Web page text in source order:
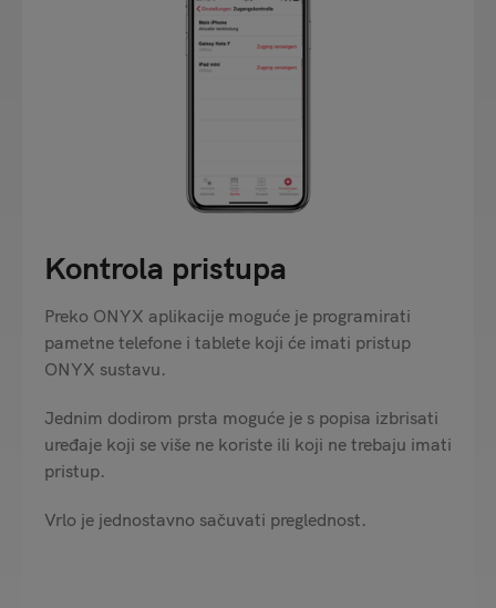
Kontrola pristupa
Preko ONYX aplikacije moguće je programirati
pametne telefone i tablete koji će imati pristup
ONYX sustavu.
Jednim dodirom prsta moguće je s popisa izbrisati
uređaje koji se više ne koriste ili koji ne trebaju imati
pristup.
Vrlo je jednostavno sačuvati preglednost.